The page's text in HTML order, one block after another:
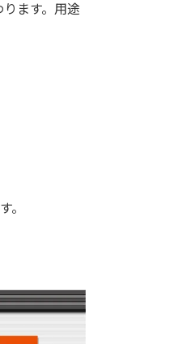
ます。用途
。